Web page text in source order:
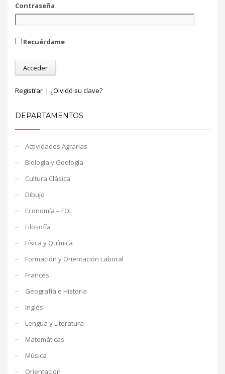
Contraseña
Recuérdame
Registrar | ¿Olvidó su clave?
DEPARTAMENTOS
Actividades Agrarias
Biología y Geología
Cultura Clásica
Dibujo
Economía – FOL
Filosofía
Física y Química
Formación y Orientación Laboral
Francés
Geografía e Historia
Inglés
Lengua y Literatura
Matemáticas
Música
Orientación